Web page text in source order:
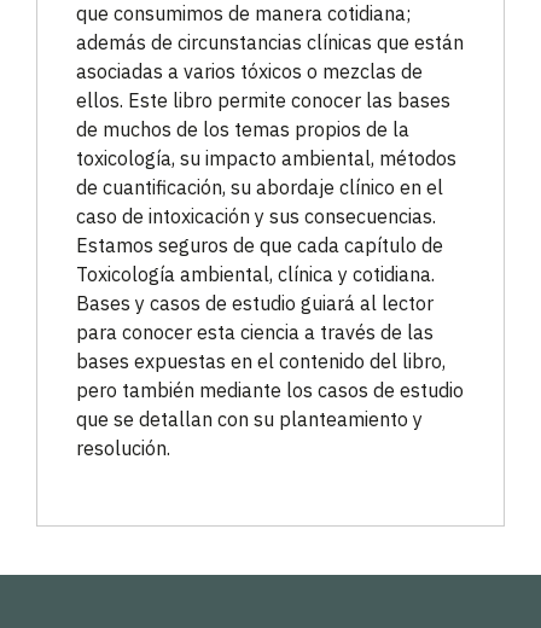
que consumimos de manera cotidiana;
además de circunstancias clínicas que están
asociadas a varios tóxicos o mezclas de
ellos. Este libro permite conocer las bases
de muchos de los temas propios de la
toxicología, su impacto ambiental, métodos
de cuantificación, su abordaje clínico en el
caso de intoxicación y sus consecuencias.
Estamos seguros de que cada capítulo de
Toxicología ambiental, clínica y cotidiana.
Bases y casos de estudio guiará al lector
para conocer esta ciencia a través de las
bases expuestas en el contenido del libro,
pero también mediante los casos de estudio
que se detallan con su planteamiento y
resolución.